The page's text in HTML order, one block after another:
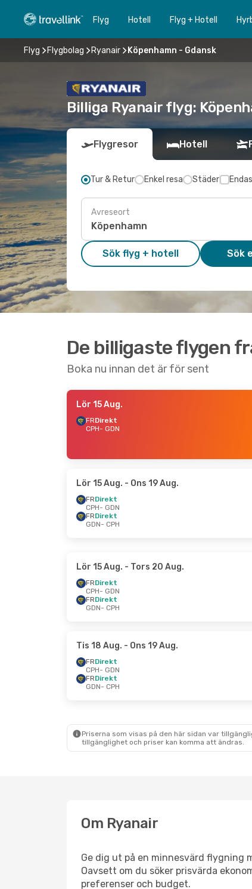
Flyg Hotell Flyg + Hotell
Flyg Flygbolag Ryanair Köpenhamn - Gdansk
Billiga Ryanair flyg:
Flygresor Hotell
Tur & Retur Enkel resa Städer
Avreseort
Sök flyg + hotell Sök
De billigaste flygen
Boka nu innan det är för sent
Lör 15 Aug.
FRDirekt
CPH- GDN
Lör 15 Aug. - Ons 19 Aug.
FRDirekt
CPH- GDN
FRDirekt
GDN- CPH
Lör 15 Aug. - Tors 20 Aug.
FRDirekt
CPH- GDN
FRDirekt
GDN- CPH
Tis 18 Aug. - Ons 19 Aug.
FRDirekt
CPH- GDN
FRDirekt
GDN- CPH
Priserna som visas på den här sidan var
tillgänglighet och priser kan komma att ändras.
Om Ryanair
Ge dig ut på en minnesvärd flygning
Oavsett om du söker prisvärda
preferenser och budget.